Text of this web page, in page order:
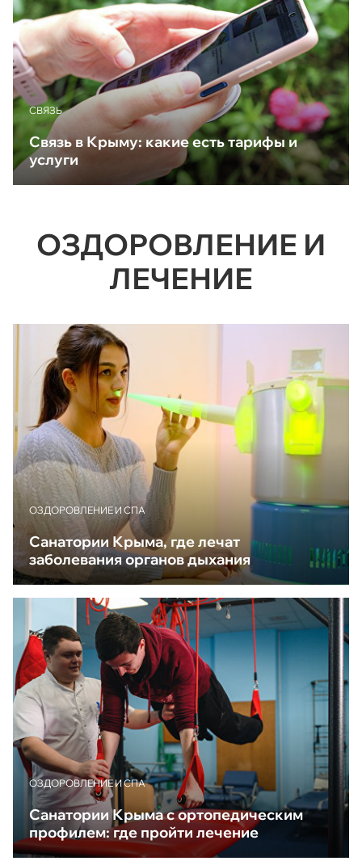
CВЯЗЬ
Связь в Крыму: какие есть тарифы и
услуги
ОЗДОРОВЛЕНИЕ И
ЛЕЧЕНИЕ
ОЗДОРОВЛЕНИЕ И СПА
Санатории Крыма, где лечат
заболевания органов дыхания
ОЗДОРОВЛЕНИЕ И СПА
Санатории Крыма с ортопедическим
профилем: где пройти лечение